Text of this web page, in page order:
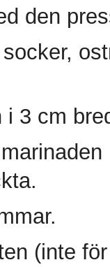
den
i 3 cm
(inte